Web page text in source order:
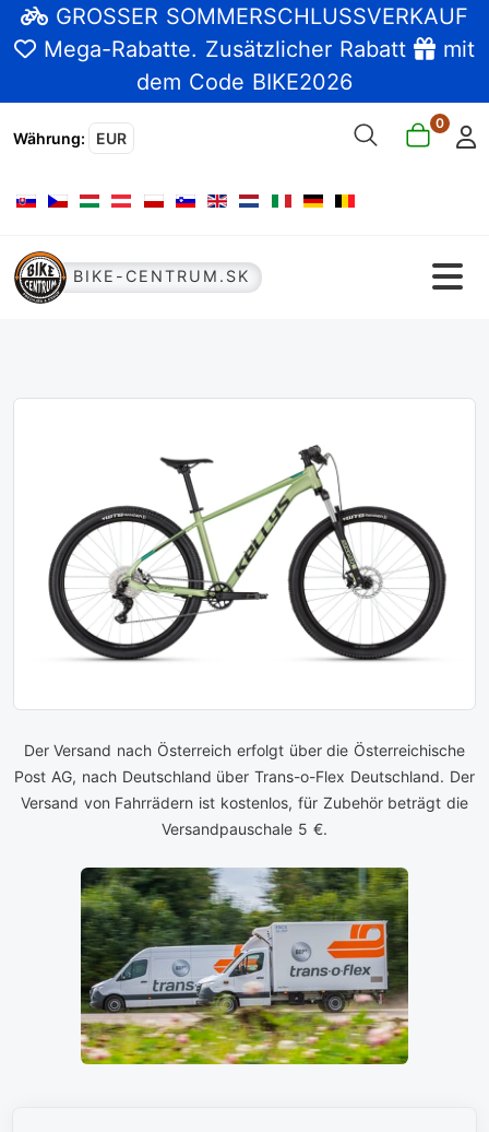
GROSSER SOMMERSCHLUSSVERKAUF
Mega-Rabatte. Zusätzlicher Rabatt
mit
dem Code BIKE2026
Währung: EUR
0
Sprache auswählen
BIKE-CENTRUM.SK
Der Versand nach Österreich erfolgt über die Österreichische
Post AG, nach Deutschland über Trans-o-Flex Deutschland. Der
Versand von Fahrrädern ist kostenlos, für Zubehör beträgt die
Versandpauschale 5 €.